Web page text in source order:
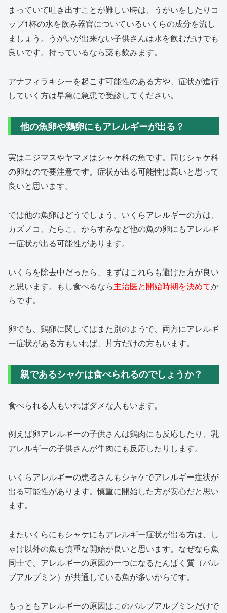
まっていて吐き出すことが難しい時は、うがいをしたりコ
ップ1杯の水を飲み器官についているいくらの成分を流し
ましょう。うがいが出来ない子供さんは水を飲むだけでも
良いです。持っているなら薬も飲みます。
アナフィラキシーを起こす可能性のある方や、症状が進行
していく方は早急に急患で受診してください。
他の魚卵や鶏卵にもアレルギーが出る？
実はニジマスやヤマメはシャケ科の魚です。同じシャケ科
の卵なので要注意です。症状が出る可能性は高いと思って
良いと思います。
では他の魚卵はどうでしょう。いくらアレルギーの方は、
カズノコ、たらこ、からすみなど他の魚の卵にもアレルギ
ー症状が出る可能性があります。
いくらを除去中だったら、まずはこれらも避けた方が良い
と思います。もし食べるなら主治医と開始時期を決めてか
らです。
卵でも、鶏卵に関してはまた別のようで、両方にアレルギ
ー症状がある方もいれば、片方だけの方もいます。
親であるシャケは食べられるのでしょうか？
食べられる人もいればダメな人もいます。
例えば卵アレルギーの子供さんは鶏肉にも反応したり、乳
アレルギーの子供さんが牛肉にも反応したりします。
いくらアレルギーの患者さんもシャケでアレルギー症状が
出る可能性があります。慎重に開始した方が安心だと思い
ます。
またいくらにもシャケにもアレルギー症状が出る方は、し
ゃけ以外の魚も慎重な開始が良いと思います。なぜなら魚
同士で、アレルギーの原因の一つになるたんぱく質（バル
ブアルブミン）が共通している魚が多いからです。
もっともアレルギーの原因はこのバルブアルブミンだけで